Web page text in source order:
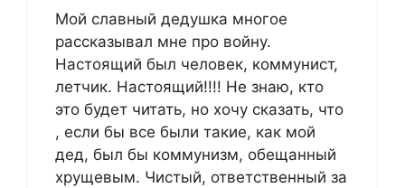
Мой славный дедушка многое
рассказывал мне про войну.
Настоящий был человек, коммунист,
летчик. Настоящий!!!! Не знаю, кто
это будет читать, но хочу сказать, что
, если бы все были такие, как мой
дед, был бы коммунизм, обещанный
хрущевым. Чистый, ответственный за